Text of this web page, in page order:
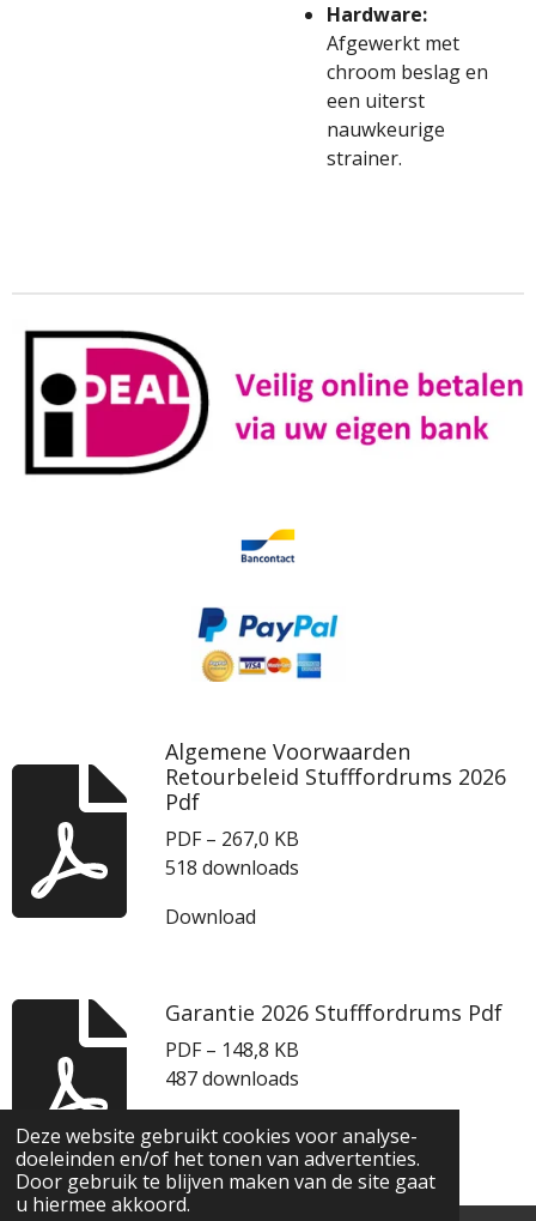
Deze website gebruikt cookies voor analyse-
doeleinden en/of het tonen van advertenties.
Door gebruik te blijven maken van de site gaat
u hiermee akkoord.
Hardware:
Afgewerkt met
chroom beslag en
een uiterst
nauwkeurige
strainer.
Algemene Voorwaarden
Retourbeleid Stufffordrums 2026
Pdf
PDF – 267,0 KB
518 downloads
Download
Garantie 2026 Stufffordrums Pdf
PDF – 148,8 KB
487 downloads
Download
© 2020 stuff for drums